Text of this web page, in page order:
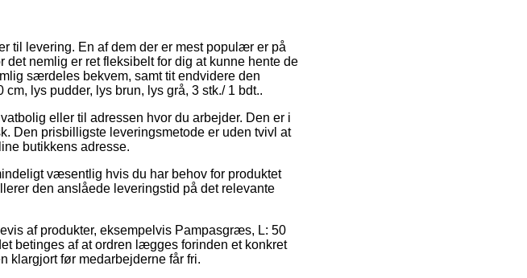
til levering. En af dem der er mest populær er på
nemlig er ret fleksibelt for dig at kunne hente de
særdeles bekvem, samt tit endvidere den
lys pudder, lys brun, lys grå, 3 stk./ 1 bdt..
eller til adressen hvor du arbejder. Den er i
Den prisbilligste leveringsmetode er uden tvivl at
butikkens adresse.
væsentlig hvis du har behov for produktet
den anslåede leveringstid på det relevante
af produkter, eksempelvis Pampasgræs, L: 50
betinges af at ordren lægges forinden et konkret
klargjort før medarbejderne får fri.